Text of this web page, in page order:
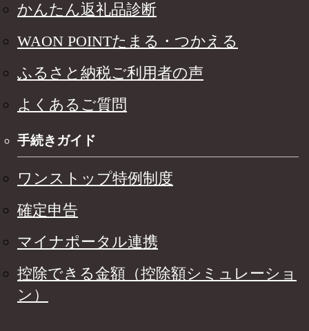
かんたん返礼品診断
WAON POINTたまる・つかえる
ふるさと納税ご利用者の声
よくあるご質問
手続きガイド
ワンストップ特例制度
確定申告
マイナポータル連携
控除できる金額（控除額シミュレーショ
ン）